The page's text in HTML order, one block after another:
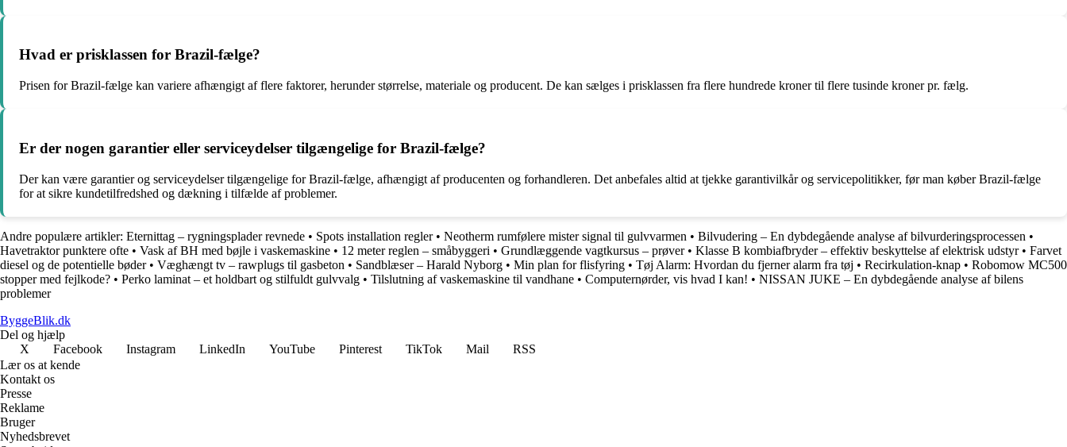
Hvad er prisklassen for Brazil-fælge?
Prisen for Brazil-fælge kan variere afhængigt af flere faktorer, herunder størrelse, materiale og producent. De kan sælges i prisklassen fra flere hundrede kroner til flere tusinde kroner pr. fælg.
Er der nogen garantier eller serviceydelser tilgængelige for Brazil-fælge?
Der kan være garantier og serviceydelser tilgængelige for Brazil-fælge, afhængigt af producenten og forhandleren. Det anbefales altid at tjekke garantivilkår og servicepolitikker, før man køber Brazil-fælge
for at sikre kundetilfredshed og dækning i tilfælde af problemer.
Andre populære artikler: Eternittag – rygningsplader revnede • Spots installation regler• Neotherm rumfølere mister signal til gulvvarmen • Bilvudering – En dybdegående analyse af bilvurderingsprocessen •
Havetraktor punktere ofte • Vask af BH med bøjle i vaskemaskine • 12 meter reglen – småbyggeri • Grundlæggende vagtkursus – prøver• Klasse B kombiafbryder – effektiv beskyttelse af elektrisk udstyr• Farvet
diesel og de potentielle bøder• Væghængt tv – rawplugs til gasbeton • Sandblæser – Harald Nyborg • Min plan for flisfyring • Tøj Alarm: Hvordan du fjerner alarm fra tøj • Recirkulation-knap • Robomow MC500
stopper med fejlkode? • Perko laminat – et holdbart og stilfuldt gulvvalg • Tilslutning af vaskemaskine til vandhane • Computernørder, vis hvad I kan! • NISSAN JUKE – En dybdegående analyse af bilens
problemer
ByggeBlik.dk
Del og hjælp
X
Facebook Instagram LinkedIn YouTube Pinterest TikTok Mail
RSS
Lær os at kende
Kontakt os
Presse
Reklame
Bruger
Nyhedsbrevet